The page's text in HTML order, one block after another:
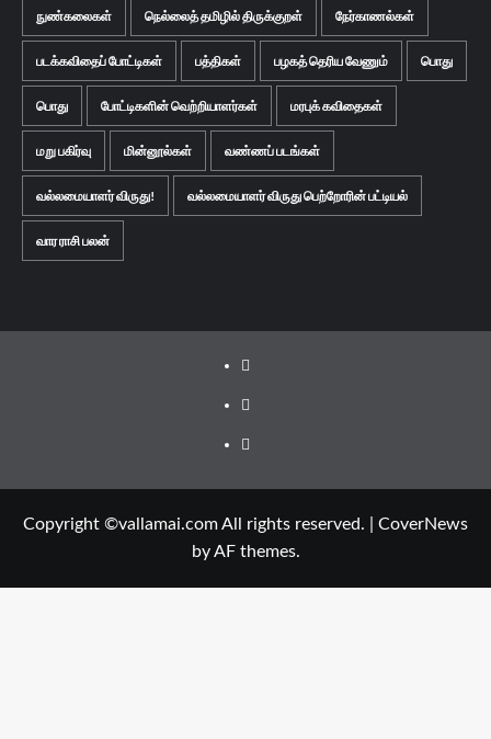
நுண்கலைகள் நெல்லைத் தமிழில் திருக்குறள் நேர்காணல்கள்
படக்கவிதைப் போட்டிகள் பத்திகள் பழகத் தெரிய வேணும் பொது
பொது போட்டிகளின் வெற்றியாளர்கள் மரபுக் கவிதைகள்
மறு பகிர்வு மின்னூல்கள் வண்ணப் படங்கள்
வல்லமையாளர் விருது! வல்லமையாளர் விருது பெற்றோரின் பட்டியல்
வார ராசி பலன்
Facebook
Twitter
Youtube
Copyright ©vallamai.com All rights reserved.
CoverNews
by AF themes.